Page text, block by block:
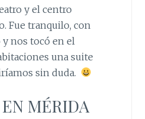
y el centro
Fue tranquilo, con
nos tocó en el
una suite
sin duda.
MÉRIDA